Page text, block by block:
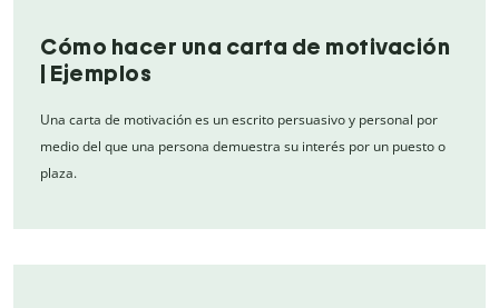
Cómo hacer una carta de motivación
| Ejemplos
Una carta de motivación es un escrito persuasivo y personal por
medio del que una persona demuestra su interés por un puesto o
plaza.